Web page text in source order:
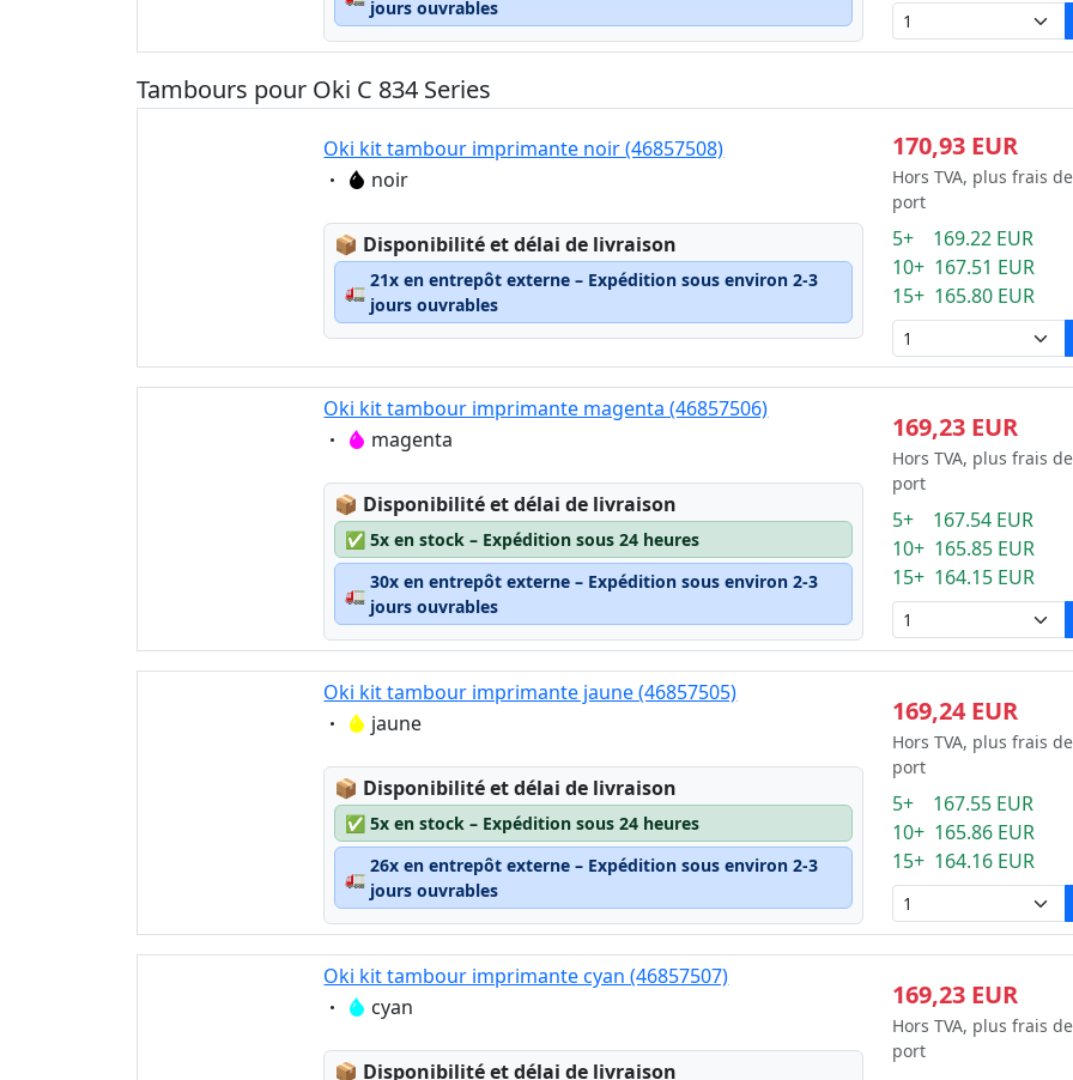
jours ouvrables
Tambours pour Oki C 834 Series
Oki kit tambour imprimante noir (46857508)
Eigenschaft:
noir
📦 Lagerstatus:
Disponibilité et délai de livraison
🚛
21x en entrepôt externe – Expédition sous environ 2-3
jours ouvrables
170,93 EUR
Hors TVA, plus frais de
port
5+ 169.22 EUR
10+ 167.51 EUR
15+ 165.80 EUR
Oki kit tambour imprimante magenta (46857506)
Eigenschaft:
magenta
📦 Lagerstatus:
Disponibilité et délai de livraison
✅ 5x en stock – Expédition sous 24 heures
🚛
30x en entrepôt externe – Expédition sous environ 2-3
jours ouvrables
169,23 EUR
Hors TVA, plus frais de
port
5+ 167.54 EUR
10+ 165.85 EUR
15+ 164.15 EUR
Oki kit tambour imprimante jaune (46857505)
Eigenschaft:
jaune
📦 Lagerstatus:
Disponibilité et délai de livraison
✅ 5x en stock – Expédition sous 24 heures
🚛
26x en entrepôt externe – Expédition sous environ 2-3
jours ouvrables
169,24 EUR
Hors TVA, plus frais de
port
5+ 167.55 EUR
10+ 165.86 EUR
15+ 164.16 EUR
Oki kit tambour imprimante cyan (46857507)
Eigenschaft:
cyan
📦 Lagerstatus:
Disponibilité et délai de livraison
169,23 EUR
Hors TVA, plus frais de
port